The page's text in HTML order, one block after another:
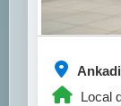
Local